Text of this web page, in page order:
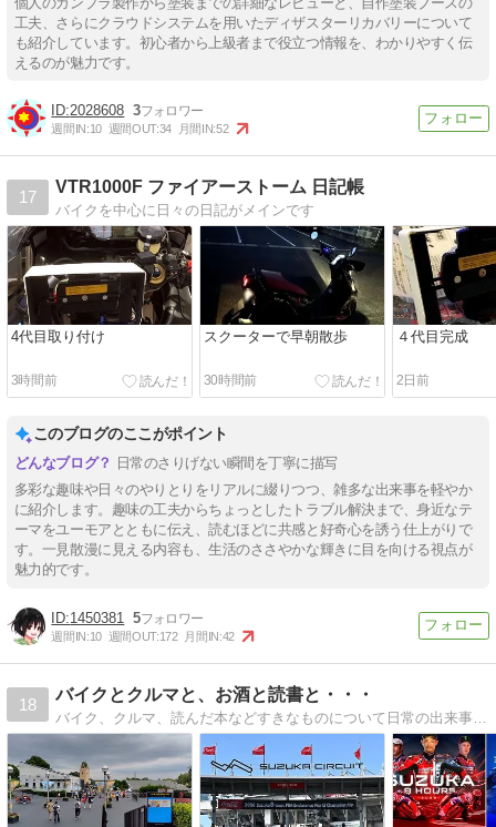
工夫、さらにクラウドシステムを用いたディザスターリカバリーについて
も紹介しています。初心者から上級者まで役立つ情報を、わかりやすく伝
えるのが魅力です。
2028608 3
週間IN:10 週間OUT:34 月間IN:52
17
VTR1000F ファイアーストーム 日記帳
バイクを中心に日々の日記がメインです
4代目取り付け
3時間前
スクーターで早朝散歩
30時間前
４代目完成
2日前
このブログのここがポイント
日常のさりげない瞬間を丁寧に描写
多彩な趣味や日々のやりとりをリアルに綴りつつ、雑多な出来事を軽やか
に紹介します。趣味の工夫からちょっとしたトラブル解決まで、身近なテ
ーマをユーモアとともに伝え、読むほどに共感と好奇心を誘う仕上がりで
す。一見散漫に見える内容も、生活のささやかな輝きに目を向ける視点が
魅力的です。
1450381 5
週間IN:10 週間OUT:172 月間IN:42
18
バイクとクルマと、お酒と読書と・・・
バイク、クルマ、読んだ本などすきなものについて日常の出来事その他を書いています。